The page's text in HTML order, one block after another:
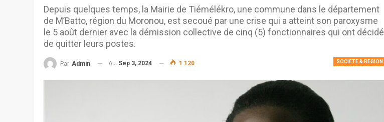
Depuis quelques temps, la Mairie de Tiémélékro, une commune dans le département
de M’Batto, région du Moronou, est secoué par une crise qui a atteint son paroxysme
le 5 août dernier avec la démission collective de cinq (5) fonctionnaires qui ont décidé
de quitter leurs postes.
SOCIETE & REGION
Par Admin Au Sep 3, 2024 1 120